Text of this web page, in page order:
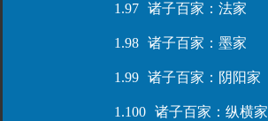
1.97 诸子百家：法家
1.98 诸子百家：墨家
1.99 诸子百家：阴阳家
1.100 诸子百家：纵横家